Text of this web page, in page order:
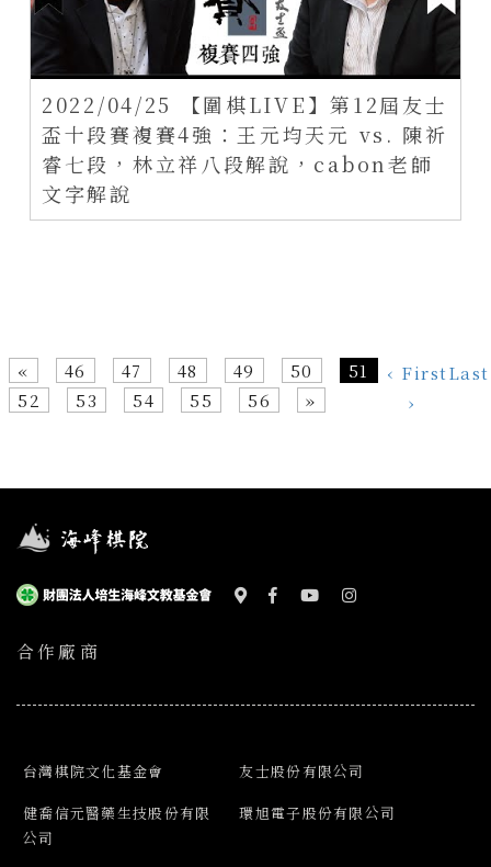
2022/04/25 【圍棋LIVE】第12屆友士
盃十段賽複賽4強：王元均天元 vs. 陳祈
睿七段，林立祥八段解說，cabon老師
文字解說
‹ First
« 46 47 48 49 50
51
52
53 54 55 56 »
Last
›
合作廠商
台灣棋院文化基金會
友士股份有限公司
健喬信元醫藥生技股份有限
公司
環旭電子股份有限公司